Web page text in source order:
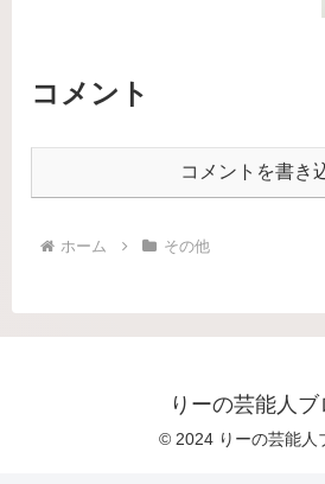
コメント
コメントを書き
ホーム その他
りーの芸能人ブ
© 2024 りーの芸能人